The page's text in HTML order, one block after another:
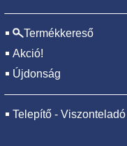
Termékkereső
Akció!
Újdonság
Telepítő - Viszonteladó